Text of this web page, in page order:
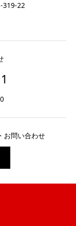
319-22
お問い合わせ